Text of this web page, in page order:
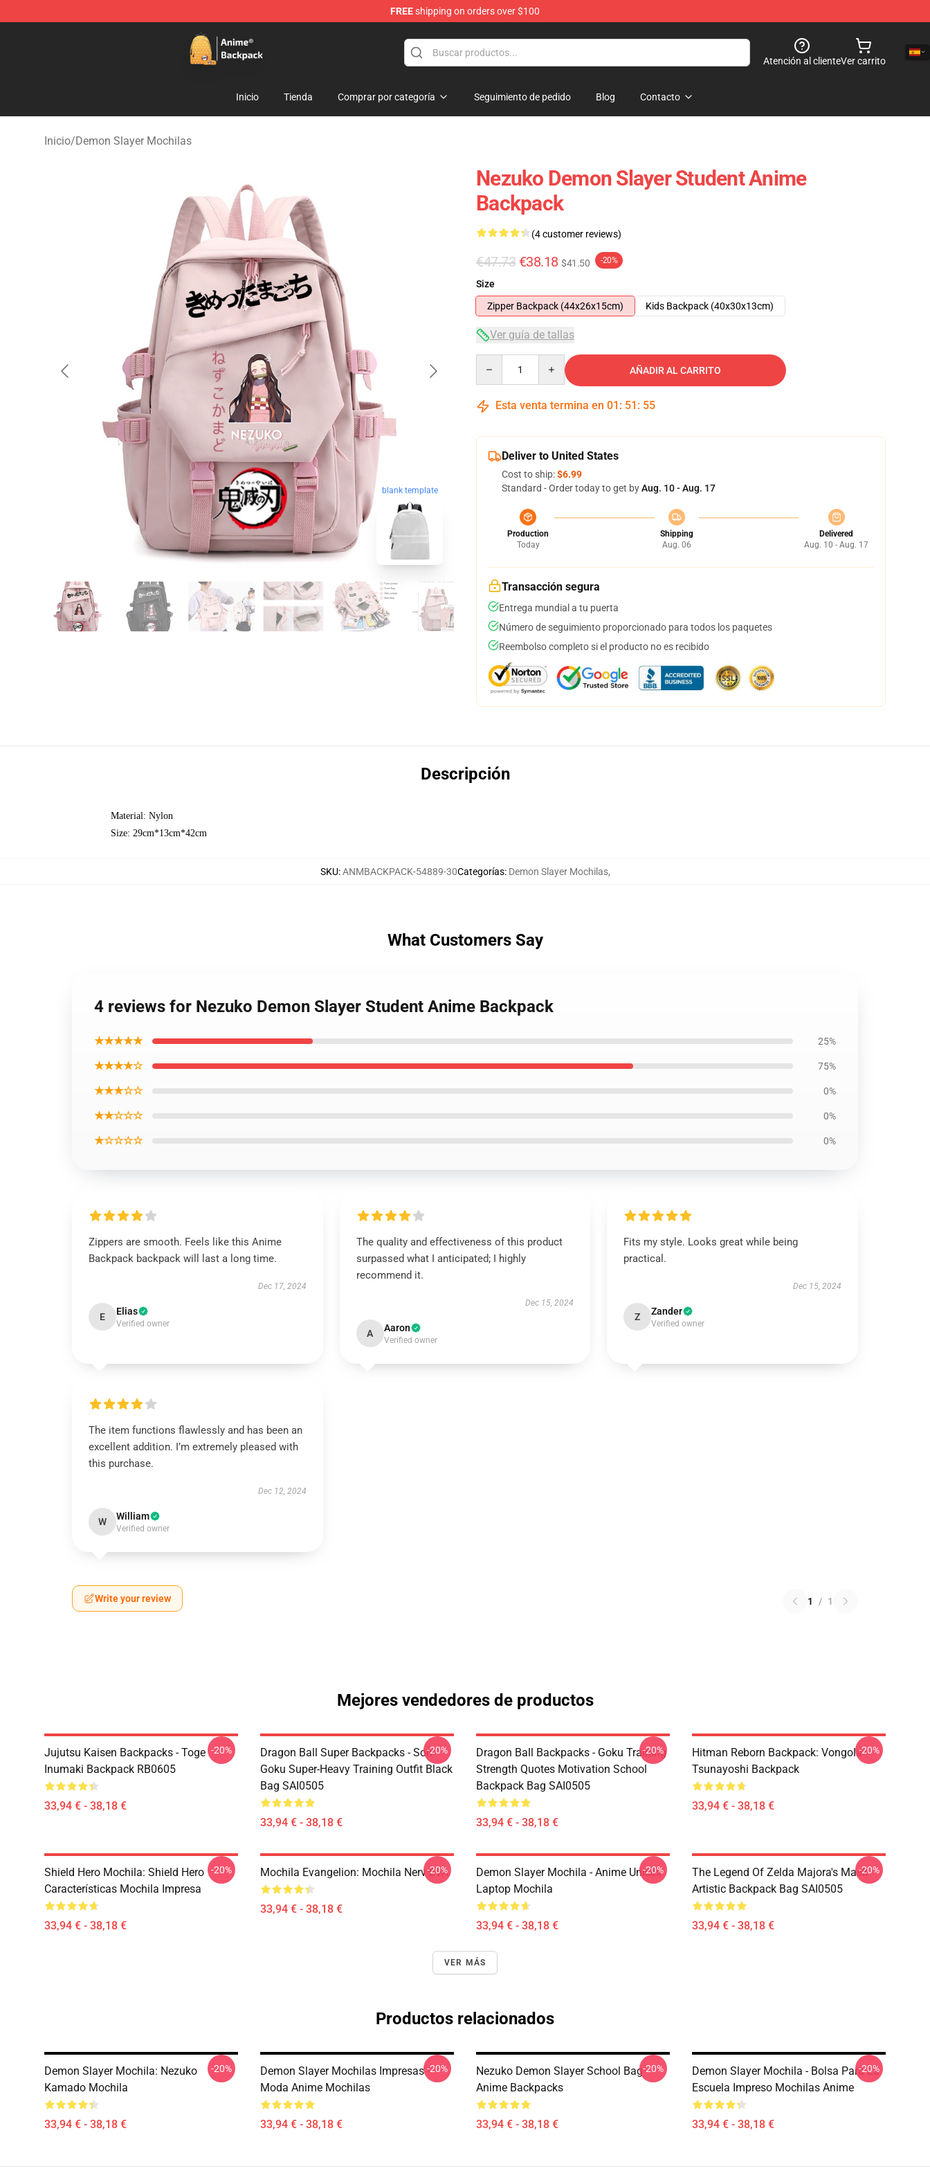
FREEshipping on orders over $100
Anime Backpack Shop - Official Anime Backpack Store for Anime Fans
Atención al clienteVer carrito
Inicio Tienda Comprar por categoría Seguimiento de pedido Blog Contacto
Inicio/Demon Slayer Mochilas
blank template
Nezuko Demon Slayer Student Anime
Backpack
(4 customer reviews)
€47.73 €38.18 $41.50 -20%
Size
Zipper Backpack (44x26x15cm)
Kids Backpack (40x30x13cm)
Ver guía de tallas
AÑADIR AL CARRITO
Esta venta termina en 01 : 51 : 54
Deliver to United States
Cost to ship:$6.99
Standard - Order today to get byAug. 10 - Aug. 17
Production
Today
Shipping
Aug. 06
Delivered
Aug. 10 - Aug. 17
Transacción segura
Entrega mundial a tu puerta
Número de seguimiento proporcionado para todos los paquetes
Reembolso completo si el producto no es recibido
Descripción
Material: Nylon
Size: 29cm*13cm*42cm
SKU:ANMBACKPACK-54889-30Categorías: Demon Slayer Mochilas,
What Customers Say
4 reviews for Nezuko Demon Slayer Student Anime Backpack
★★★★★ 25%
★★★★☆ 75%
★★★☆☆ 0%
★★☆☆☆ 0%
★☆☆☆☆ 0%
Zippers are smooth. Feels like this Anime
Backpack backpack will last a long time.
Dec 17, 2024
E Elias
Verified owner
The quality and effectiveness of this product
surpassed what I anticipated; I highly
recommend it.
Dec 15, 2024
A Aaron
Verified owner
Fits my style. Looks great while being
practical.
Dec 15, 2024
Z Zander
Verified owner
The item functions flawlessly and has been an
excellent addition. I’m extremely pleased with
this purchase.
Dec 12, 2024
W William
Verified owner
Write your review 1 / 1
Mejores vendedores de productos
Jujutsu Kaisen Backpacks - Toge
Inumaki Backpack RB0605
33,94 € - 38,18 €
-20%
Dragon Ball Super Backpacks - Son
Goku Super-Heavy Training Outfit Black
Bag SAI0505
33,94 € - 38,18 €
-20%
Dragon Ball Backpacks - Goku Training
Strength Quotes Motivation School
Backpack Bag SAI0505
33,94 € - 38,18 €
-20%
Hitman Reborn Backpack: Vongola
Tsunayoshi Backpack
33,94 € - 38,18 €
-20%
Shield Hero Mochila: Shield Hero
Características Mochila Impresa
33,94 € - 38,18 €
-20% Mochila Evangelion: Mochila Nerv EVA
33,94 € - 38,18 €
-20%
Demon Slayer Mochila - Anime Unisex
Laptop Mochila
33,94 € - 38,18 €
-20%
The Legend Of Zelda Majora's Mask
Artistic Backpack Bag SAI0505
33,94 € - 38,18 €
-20%
VER MÁS
Productos relacionados
Demon Slayer Mochila: Nezuko
Kamado Mochila
33,94 € - 38,18 €
-20%
Demon Slayer Mochilas Impresas -
Moda Anime Mochilas
33,94 € - 38,18 €
-20%
Nezuko Demon Slayer School Bag
Anime Backpacks
33,94 € - 38,18 €
-20%
Demon Slayer Mochila - Bolsa Para La
Escuela Impreso Mochilas Anime
33,94 € - 38,18 €
-20%